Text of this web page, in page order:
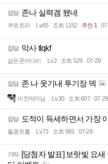
잡담 존나 실력겜 됐네
쿠로토리 Lv.65 조회 1152 추천 1
잡담 악사 tlqkf
삶은문어다리 Lv.2 조회 529 07-29
잡담 존 나 웃기내 투기장 덱
미친악마님 Lv.30 조회 607 07-29
잡담 도적이 득세하면서 가장
돌겜트롤 Lv.73 조회 993 07-28
기타 [당첨자 발표] 보랏빛 요